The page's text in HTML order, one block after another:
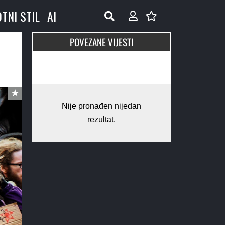
STIL AI
POVEZANE VIJESTI
Nije pronađen nijedan
rezultat.